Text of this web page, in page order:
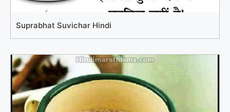
Suprabhat Suvichar Hindi